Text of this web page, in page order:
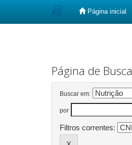
Página inicial
Página de Busca
Buscar em:
por
Filtros correntes: